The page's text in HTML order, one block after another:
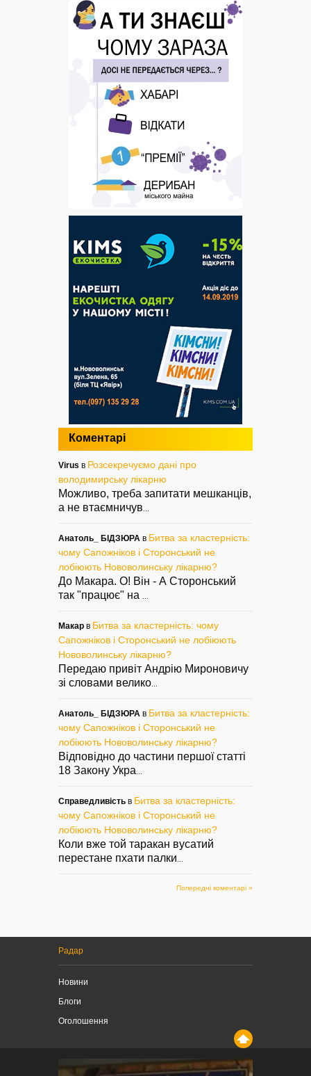
Коментарі
Virus в Розсекречуємо дані про
володимирську лікарню
Можливо, треба запитати мешканців,
а не втаємничув
Анатоль_ БІДЗЮРА в Битва за кластерність:
чому Сапожніков і Сторонський не
лобіюють Нововолинську лікарню?
До Макара. О! Він - А Сторонський
так "працює" на
Макар в Битва за кластерність: чому
Сапожніков і Сторонський не лобіюють
Нововолинську лікарню?
Передаю привіт Андрію Мироновичу
зі словами велико
Анатоль_ БІДЗЮРА в Битва за кластерність:
чому Сапожніков і Сторонський не
лобіюють Нововолинську лікарню?
Відповідно до частини першої статті
18 Закону Укра
Справедливість в Битва за кластерність:
чому Сапожніков і Сторонський не
лобіюють Нововолинську лікарню?
Коли вже той таракан вусатий
перестане пхати палки
Попередні коментарі »
Радар
Новини
Блоги
Оголошення